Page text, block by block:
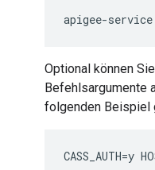
apigee-service
Optional können
Befehlsargumente
folgenden Beispiel
CASS_AUTH=y